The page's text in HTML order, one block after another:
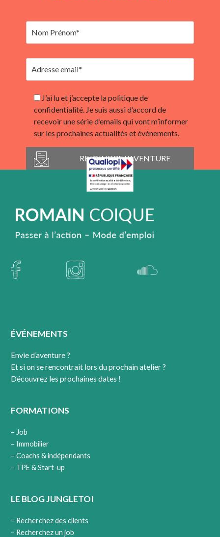
J’ai lu et j’accepte la politique de
confidentialité. Je suis aussi d’accord de
recevoir une série d’emails qui vont m’informer
sur les prochaines actualités et événements.
ÉVÉNEMENTS
Envie d’aventure ?
Et si on se rencontrait lors du prochain atelier ?
Découvrez les prochaines dates !
FORMATIONS
– Job
– Immobilier
– Coachs & indépendants
– TPE & Start-up
LE BLOG JUNGLETOI
– Recherchez des clients
– Recherchez un job